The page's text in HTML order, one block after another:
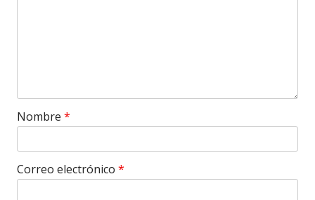
Nombre *
Correo electrónico *